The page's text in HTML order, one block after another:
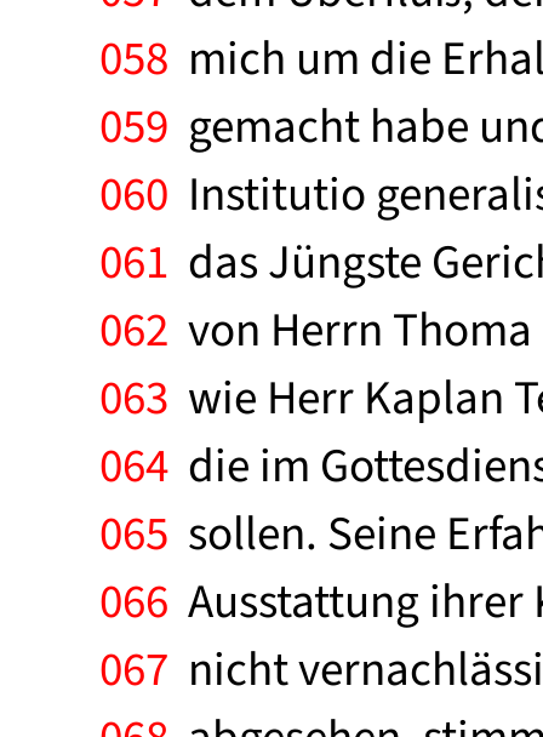
058 mich um die
059 gemacht habe
060 Institutio
061 das Jüngste
062 von Herrn
063 wie Herr Kaplan
064 die im
065 sollen. Seine
066 Ausstattung ihrer
067 nicht